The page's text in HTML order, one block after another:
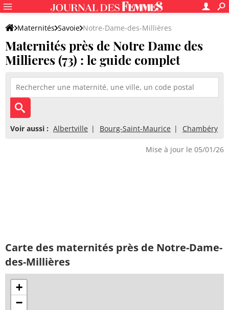
Maternités Savoie Notre-Dame-des-Millières
Maternités près de Notre Dame des
Millieres (73) : le guide complet
Voir aussi : Albertville Bourg-Saint-Maurice Chambéry
Mise à jour le 05/01/26
Carte des maternités près de Notre-Dame-
des-Millières
+
−